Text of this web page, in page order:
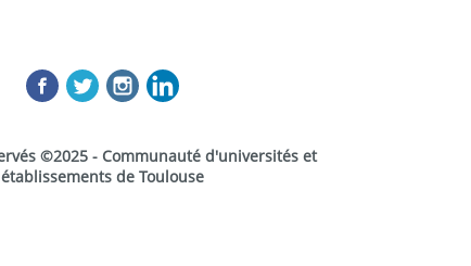
©2025 - Communauté d'universités et
établissements de Toulouse